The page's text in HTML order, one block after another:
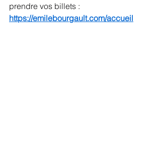
prendre vos billets :
https://emilebourgault.com/accueil